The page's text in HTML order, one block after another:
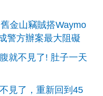
金山竊賊搭Waymo
警方辦案最大阻礙
就不見了! 肚子一天
見了，重新回到45